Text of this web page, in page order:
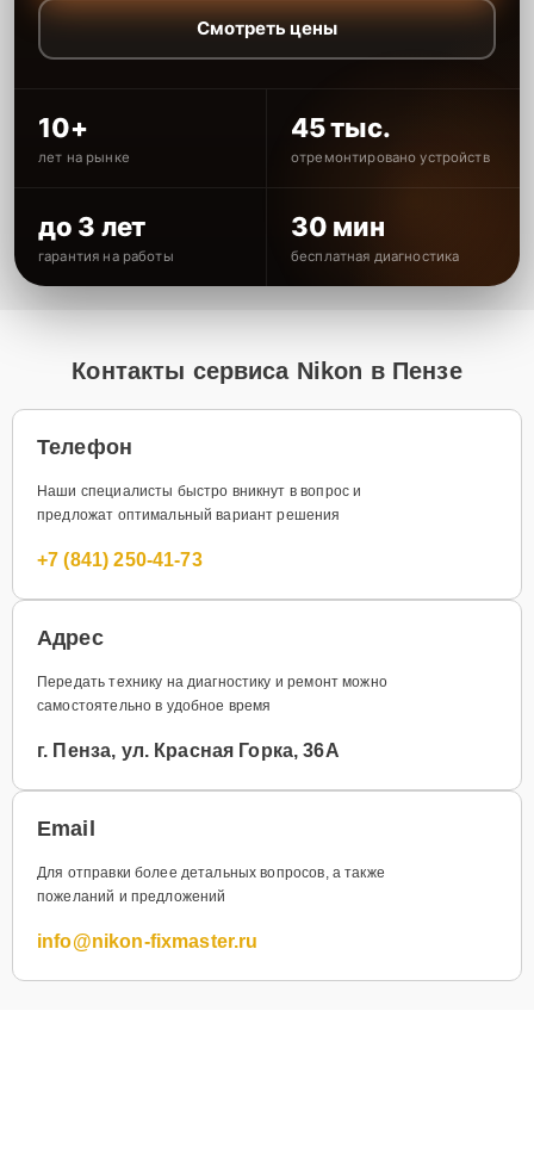
Смотреть цены
10+
лет на рынке
45 тыс.
отремонтировано устройств
до 3 лет
гарантия на работы
30 мин
бесплатная диагностика
Контакты сервиса Nikon в Пензе
Телефон
Наши специалисты быстро вникнут в вопрос и
предложат оптимальный вариант решения
+7 (841) 250-41-73
Адрес
Передать технику на диагностику и ремонт можно
самостоятельно в удобное время
г. Пенза, ул. Красная Горка, 36А
Email
Для отправки более детальных вопросов, а также
пожеланий и предложений
info@nikon-fixmaster.ru